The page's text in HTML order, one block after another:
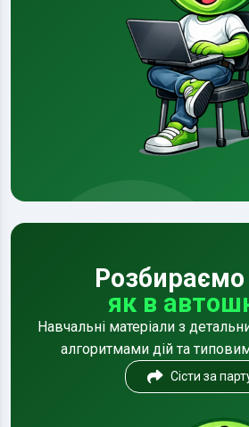
як в
Навчальні матеріали з
алгоритмами дій та
Сісти за